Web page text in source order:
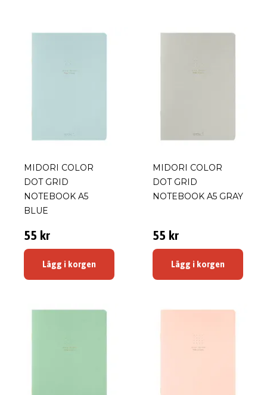
MIDORI COLOR
DOT GRID
NOTEBOOK A5
BLUE
55 kr
Lägg i korgen
MIDORI COLOR
DOT GRID
NOTEBOOK A5 GRAY
55 kr
Lägg i korgen